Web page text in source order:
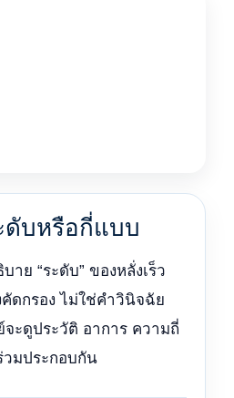
ดับหรือกี่แบบ
าย “ระดับ” ของหลั่งเร็ว
ดกรอง ไม่ใช่คำวินิจฉัย
จะดูประวัติ อาการ ความถี่
วมประกอบกัน